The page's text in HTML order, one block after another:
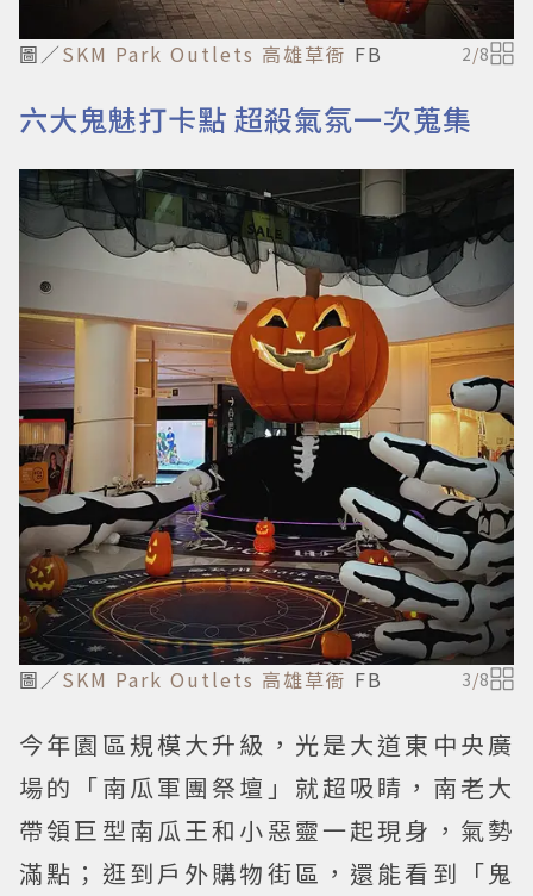
圖／SKM Park Outlets 高雄草衙 FB 2/8
六大鬼魅打卡點 超殺氣氛一次蒐集
圖／SKM Park Outlets 高雄草衙 FB 3/8
今年園區規模大升級，光是大道東中央廣
場的「南瓜軍團祭壇」就超吸睛，南老大
帶領巨型南瓜王和小惡靈一起現身，氣勢
滿點；逛到戶外購物街區，還能看到「鬼